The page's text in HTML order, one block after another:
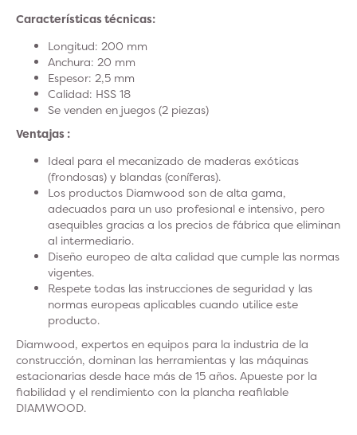
Características técnicas:
Longitud: 200 mm
Anchura: 20 mm
Espesor: 2,5 mm
Calidad: HSS 18
Se venden en juegos (2 piezas)
Ventajas :
Ideal para el mecanizado de maderas exóticas
(frondosas) y blandas (coníferas).
Los productos Diamwood son de alta gama,
adecuados para un uso profesional e intensivo, pero
asequibles gracias a los precios de fábrica que eliminan
al intermediario.
Diseño europeo de alta calidad que cumple las normas
vigentes.
Respete todas las instrucciones de seguridad y las
normas europeas aplicables cuando utilice este
producto.
Diamwood, expertos en equipos para la industria de la
construcción, dominan las herramientas y las máquinas
estacionarias desde hace más de 15 años. Apueste por la
fiabilidad y el rendimiento con la plancha reafilable
DIAMWOOD.